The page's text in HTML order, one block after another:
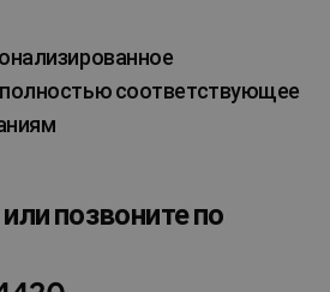
соответствующее
позвоните по